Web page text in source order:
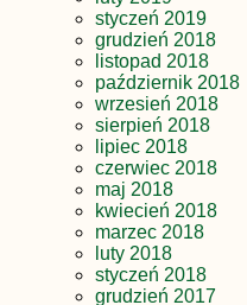
styczeń 2019
grudzień 2018
listopad 2018
październik 2018
wrzesień 2018
sierpień 2018
lipiec 2018
czerwiec 2018
maj 2018
kwiecień 2018
marzec 2018
luty 2018
styczeń 2018
grudzień 2017